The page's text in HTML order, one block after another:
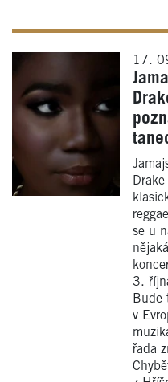
17.
se u
3.
Bude
v
řada